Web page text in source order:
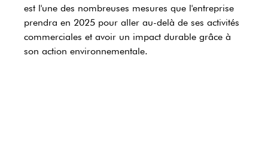
est l'une des nombreuses mesures que l'entreprise
prendra en 2025 pour aller au-delà de ses activités
commerciales et avoir un impact durable grâce à
son action environnementale.